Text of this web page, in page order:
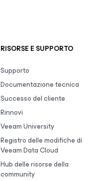
RISORSE E SUPPORTO
Supporto
Documentazione tecnica
Successo del cliente
Rinnovi
Veeam University
Registro delle modifiche di
Veeam Data Cloud
Hub delle risorse della
community